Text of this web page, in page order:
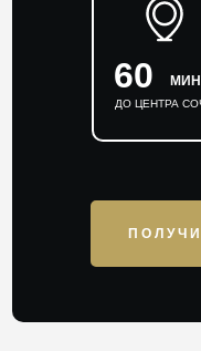
60
ДО ЦЕНТРА